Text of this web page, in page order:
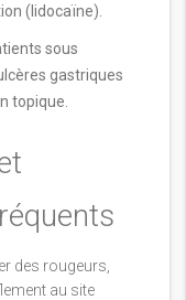
(lidocaïne).
sous
gastriques
topique.
des rougeurs,
au site